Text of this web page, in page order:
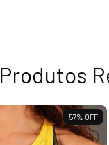
Produtos
57% OFF